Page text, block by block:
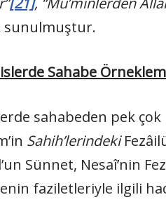
sunulmuştur.
Sahabe
sahabeden pek
Sahih’lerindeki
Sünnet, Nesaî’nin
faziletleriyle ilgili